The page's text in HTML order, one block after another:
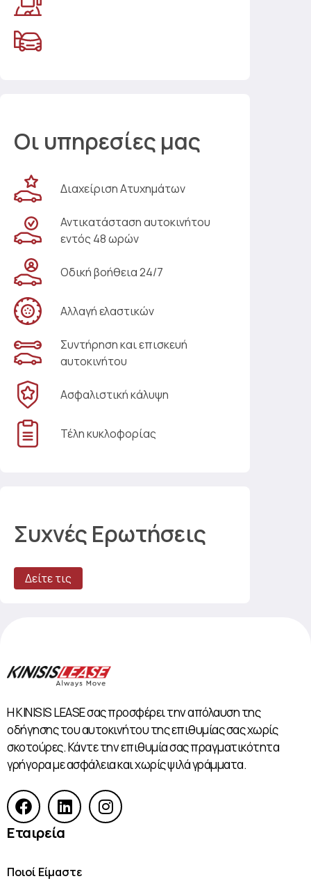
Οι υπηρεσίες μας
Διαχείριση Ατυχημάτων
Αντικατάσταση αυτοκινήτου
εντός 48 ωρών
Οδική βοήθεια 24/7
Αλλαγή ελαστικών
Συντήρηση και επισκευή
αυτοκινήτου
Ασφαλιστική κάλυψη
Τέλη κυκλοφορίας
Συχνές Ερωτήσεις
Δείτε τις
Η KINISIS LEASE σας προσφέρει την απόλαυση της
οδήγησης του αυτοκινήτου της επιθυμίας σας χωρίς
σκοτούρες. Κάντε την επιθυμία σας πραγματικότητα
γρήγορα με ασφάλεια και χωρίς ψιλά γράμματα.
Εταιρεία
Ποιοί Είμαστε